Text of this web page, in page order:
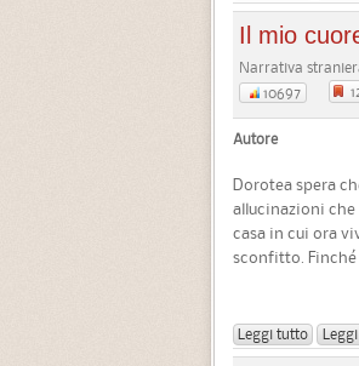
Il mio
Narrativa
10697
Autore
Dorotea spera
allucinazioni
casa in cui ora
sconfitto. Finché
Leggi tutto